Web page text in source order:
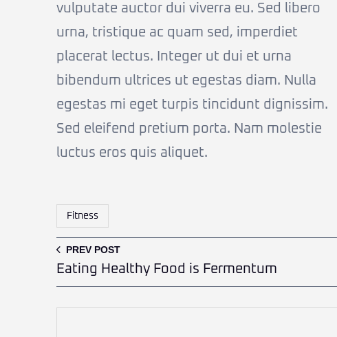
vulputate auctor dui viverra eu. Sed libero
urna, tristique ac quam sed, imperdiet
placerat lectus. Integer ut dui et urna
bibendum ultrices ut egestas diam. Nulla
egestas mi eget turpis tincidunt dignissim.
Sed eleifend pretium porta. Nam molestie
luctus eros quis aliquet.
Fitness
PREV POST
Eating Healthy Food is Fermentum